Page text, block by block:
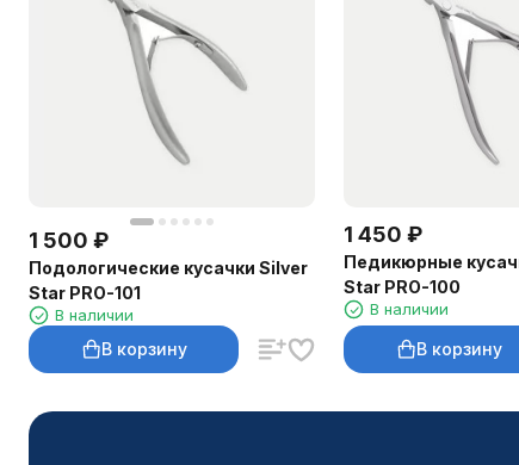
1 500 ₽
Подологические кусачки Silver
Star PRO-101
В наличии
В корзину
1 450 ₽
Педикюрные
Star PRO-100
В наличии
В корзину